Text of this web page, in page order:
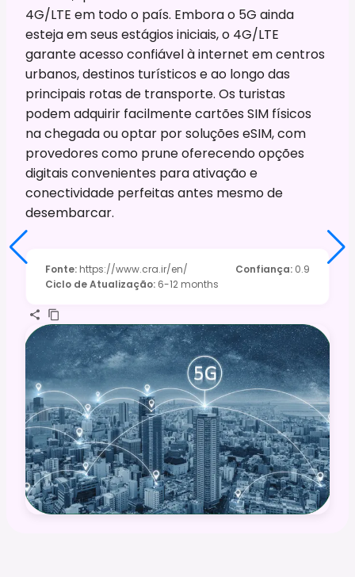
4G/LTE em todo o país. Embora o 5G ainda
esteja em seus estágios iniciais, o 4G/LTE
garante acesso confiável à internet em centros
urbanos, destinos turísticos e ao longo das
principais rotas de transporte. Os turistas
podem adquirir facilmente cartões SIM físicos
na chegada ou optar por soluções eSIM, com
provedores como prune oferecendo opções
digitais convenientes para ativação e
conectividade perfeitas antes mesmo de
desembarcar.
Fonte: https://www.cra.ir/en/ Confiança: 0.9
Ciclo de Atualização: 6-12 months